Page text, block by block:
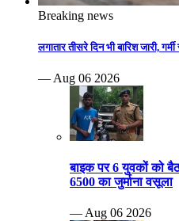
Breaking news
लगातार तीसरे दिन भी बारिश जारी,
— Aug 06 2026
बाइक पर 6 युवकों को
6500 का जुर्माना वसूला
— Aug 06 2026